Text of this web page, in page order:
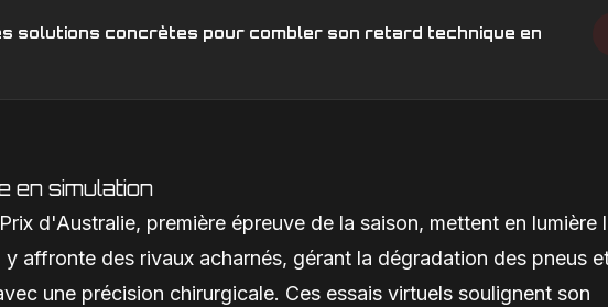
solutions concrètes pour combler son retard technique en
en simulation
d'Australie, première épreuve de la saison, mettent en lumière
affronte des rivaux acharnés, gérant la dégradation des pneus
une précision chirurgicale. Ces essais virtuels soulignent son